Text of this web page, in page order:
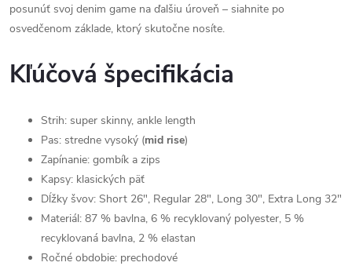
posunúť svoj denim game na ďalšiu úroveň – siahnite po
osvedčenom základe, ktorý skutočne nosíte.
Kľúčová špecifikácia
Strih: super skinny, ankle length
Pas: stredne vysoký (mid rise)
Zapínanie: gombík a zips
Kapsy: klasických päť
Dĺžky švov: Short 26", Regular 28", Long 30", Extra Long 32"
Materiál: 87 % bavlna, 6 % recyklovaný polyester, 5 %
recyklovaná bavlna, 2 % elastan
Ročné obdobie: prechodové